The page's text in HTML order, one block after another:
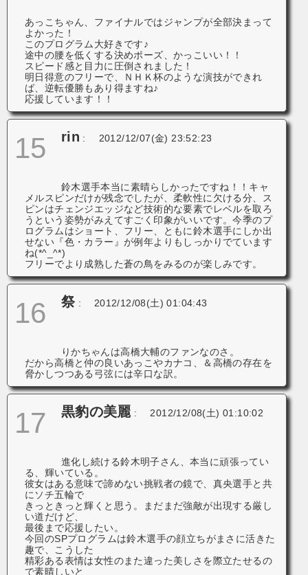
あっこちゃん、ファイナルではジャンプが全部決まって
よかった！
このプログラム大好きです♪
途中の腰を低くする決めポーズ、かっこいい！！
スピード感と目力に圧倒されました！
明日得意のフリーで、ＮＨＫ杯のような演技ができれ
ば、逆転優勝もあり得ますね♪
応援しています！！
15 rin : 2012/12/07(金) 23:52:23
鈴木選手本当に素晴らしかったですね！！キャ
メルスピンだけが残念でしたが、柔軟性に欠ける分、ス
ピンはチェンジエッジなど技術的な要素でレベルを取ろ
うという姿勢がみえてすごく印象がいいです。今季のプ
ログラムはショート、フリー、ともに鈴木選手にしか出
せない『色・カラー』が例年よりもしっかりでています
ね(*^_^*)
フリーでより成熟した蒼の鳥をみるのが楽しみです。
16 祭: 2012/12/08(土) 01:04:43
りかちゃんは高橋大輔のファンなのさ。
だから高橋と仲の良いあっこやカナコ、＆高橋の存在を
脅かしつつある弓弦には辛口な訳。
17 黒豹の美麗 : 2012/12/08(土) 01:10:02
進化し続ける鈴木明子さん、本当に頑張ってい
る、輝いている。
彼女はある意味で諦めない挑戦者の鏡で、真央選手と共
にソチ五輪で
きっときっと輝くと思う。まだまだ強敵が出現する厳し
い道だけど、
最後まで応援したい。
今回のSPプログラムは鈴木選手の顔立ちがまさに活きた
趣で、こうした
精彩ある表情は女性のまた違った美しさを際立たせるの
で素晴しいと